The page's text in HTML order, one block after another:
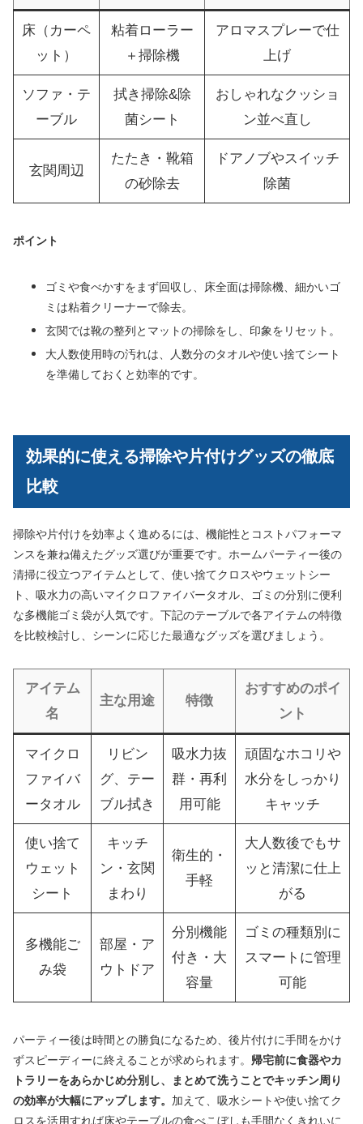
床（カーペ
ット）
粘着ローラー
＋掃除機
アロマスプレーで仕
上げ
ソファ・テ
ーブル
拭き掃除&除
菌シート
おしゃれなクッショ
ン並べ直し
玄関周辺
たたき・靴箱
の砂除去
ドアノブやスイッチ
除菌
ポイント
ゴミや食べかすをまず回収し、床全面は掃除機、細かいゴ
ミは粘着クリーナーで除去。
玄関では靴の整列とマットの掃除をし、印象をリセット。
大人数使用時の汚れは、人数分のタオルや使い捨てシート
を準備しておくと効率的です。
効果的に使える掃除や片付けグッズの徹底
比較
掃除や片付けを効率よく進めるには、機能性とコストパフォーマ
ンスを兼ね備えたグッズ選びが重要です。ホームパーティー後の
清掃に役立つアイテムとして、使い捨てクロスやウェットシー
ト、吸水力の高いマイクロファイバータオル、ゴミの分別に便利
な多機能ゴミ袋が人気です。下記のテーブルで各アイテムの特徴
を比較検討し、シーンに応じた最適なグッズを選びましょう。
アイテム
名
主な用途 特徴
おすすめのポイ
ント
マイクロ
ファイバ
ータオル
リビン
グ、テー
ブル拭き
吸水力抜
群・再利
用可能
頑固なホコリや
水分をしっかり
キャッチ
使い捨て
ウェット
シート
キッチ
ン・玄関
まわり
衛生的・
手軽
大人数後でもサ
ッと清潔に仕上
がる
多機能ご
み袋
部屋・ア
ウトドア
分別機能
付き・大
容量
ゴミの種類別に
スマートに管理
可能
パーティー後は時間との勝負になるため、後片付けに手間をかけ
ずスピーディーに終えることが求められます。 帰宅前に食器やカ
トラリーをあらかじめ分別し、まとめて洗うことでキッチン周り
の効率が大幅にアップします。 加えて、吸水シートや使い捨てク
ロスを活用すれば床やテーブルの食べこぼしも手間なくきれいに